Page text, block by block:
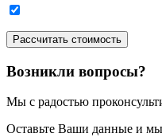
Возникли вопросы?
Мы с радостью
Оставьте Ваши данные и